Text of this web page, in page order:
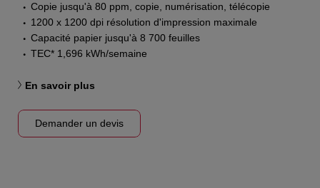
Copie jusqu'à 80 ppm, copie, numérisation, télécopie
1200 x 1200 dpi résolution d'impression maximale
Capacité papier jusqu'à 8 700 feuilles
TEC* 1,696 kWh/semaine
En savoir plus
Demander un devis